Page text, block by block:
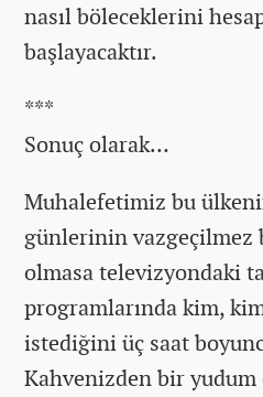
nasıl böleceklerini
başlayacaktır.
***
Sonuç olarak…
Muhalefetimiz bu
günlerinin vazgeçilmez
olmasa televizyondaki
programlarında kim,
istediğini üç saat
Kahvenizden bir yudum